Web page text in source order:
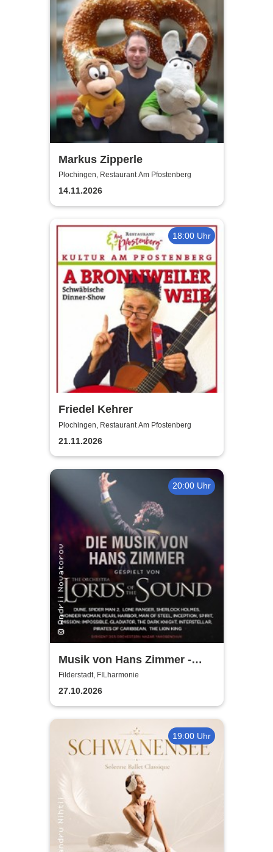
Markus Zipperle
Plochingen, Restaurant Am Pfostenberg
14.11.2026
18:00 Uhr
Friedel Kehrer
Plochingen, Restaurant Am Pfostenberg
21.11.2026
20:00 Uhr
Musik von Hans Zimmer -
gespielt von Lords of the
Sound
Filderstadt, FILharmonie
27.10.2026
19:00 Uhr